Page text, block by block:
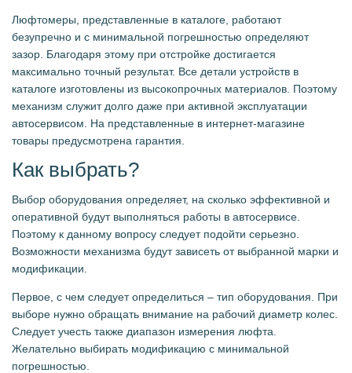
Люфтомеры, представленные в каталоге, работают
безупречно и с минимальной погрешностью определяют
зазор. Благодаря этому при отстройке достигается
максимально точный результат. Все детали устройств в
каталоге изготовлены из высокопрочных материалов. Поэтому
механизм служит долго даже при активной эксплуатации
автосервисом. На представленные в интернет-магазине
товары предусмотрена гарантия.
Как выбрать?
Выбор оборудования определяет, на сколько эффективной и
оперативной будут выполняться работы в автосервисе.
Поэтому к данному вопросу следует подойти серьезно.
Возможности механизма будут зависеть от выбранной марки и
модификации.
Первое, с чем следует определиться – тип оборудования. При
выборе нужно обращать внимание на рабочий диаметр колес.
Следует учесть также диапазон измерения люфта.
Желательно выбирать модификацию с минимальной
погрешностью.